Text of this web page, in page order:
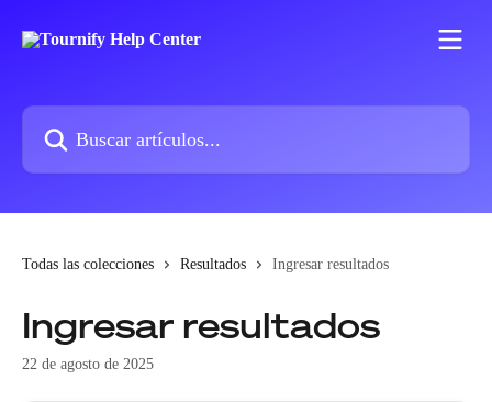
Buscar artículos...
Todas las colecciones Resultados Ingresar resultados
Ingresar resultados
22 de agosto de 2025